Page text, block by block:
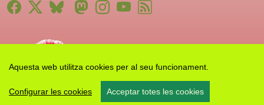
Aquesta web utilitza cookies per al seu funcionament.
Configurar les cookies Acceptar totes les cookies